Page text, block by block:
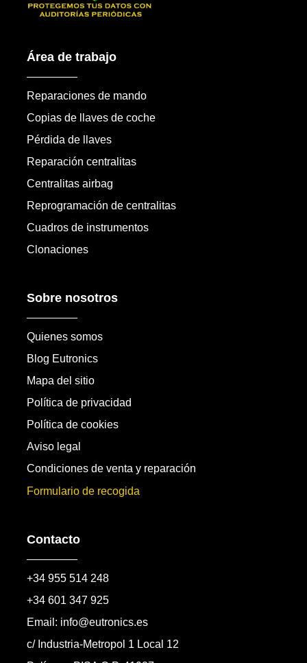
Área de trabajo
Reparaciones de mando
Copias de llaves de coche
Pérdida de llaves
Reparación centralitas
Centralitas airbag
Reprogramación de centralitas
Cuadros de instrumentos
Clonaciones
Sobre nosotros
Quienes somos
Blog Eutronics
Mapa del sitio
Política de privacidad
Política de cookies
Aviso legal
Condiciones de venta y reparación
Formulario de recogida
Contacto
+34 955 514 248
+34 601 347 925
Email: info@eutronics.es
c/ Industria-Metropol 1 Local 12